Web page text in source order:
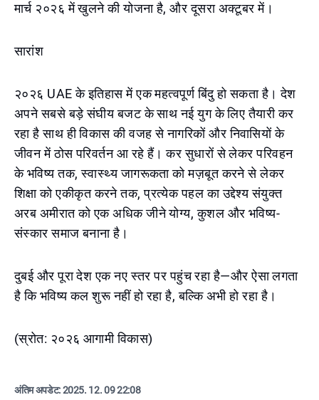
मार्च २०२६ में खुलने की योजना है, और दूसरा अक्टूबर में।
सारांश
२०२६ UAE के इतिहास में एक महत्वपूर्ण बिंदु हो सकता है। देश
अपने सबसे बड़े संघीय बजट के साथ नई युग के लिए तैयारी कर
रहा है साथ ही विकास की वजह से नागरिकों और निवासियों के
जीवन में ठोस परिवर्तन आ रहे हैं। कर सुधारों से लेकर परिवहन
के भविष्य तक, स्वास्थ्य जागरूकता को मज़बूत करने से लेकर
शिक्षा को एकीकृत करने तक, प्रत्येक पहल का उद्देश्य संयुक्त
अरब अमीरात को एक अधिक जीने योग्य, कुशल और भविष्य-
संस्कार समाज बनाना है।
दुबई और पूरा देश एक नए स्तर पर पहुंच रहा है—और ऐसा लगता
है कि भविष्य कल शुरू नहीं हो रहा है, बल्कि अभी हो रहा है।
(स्रोत: २०२६ आगामी विकास)
अंतिम अपडेट:2025. 12. 09 22:08